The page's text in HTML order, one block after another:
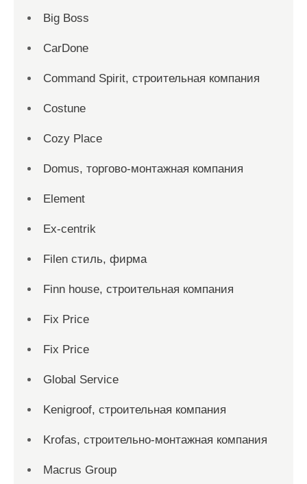
Big Boss
CarDone
Command Spirit, строительная компания
Costune
Cozy Place
Domus, торгово-монтажная компания
Element
Ex-centrik
Filen стиль, фирма
Finn house, строительная компания
Fix Price
Fix Price
Global Service
Kenigroof, строительная компания
Krofas, строительно-монтажная компания
Macrus Group